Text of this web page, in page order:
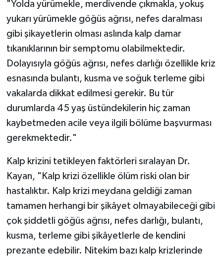
"Yolda yürümekle, merdivende çıkmakla, yokuş
yukarı yürümekle göğüs ağrısı, nefes daralması
gibi şikayetlerin olması aslında kalp damar
tıkanıklarının bir semptomu olabilmektedir.
Dolayısıyla göğüs ağrısı, nefes darlığı özellikle kriz
esnasında bulantı, kusma ve soğuk terleme gibi
vakalarda dikkat edilmesi gerekir. Bu tür
durumlarda 45 yaş üstündekilerin hiç zaman
kaybetmeden acile veya ilgili bölüme başvurması
gerekmektedir."
Kalp krizini tetikleyen faktörleri sıralayan Dr.
Kayan, "Kalp krizi özellikle ölüm riski olan bir
hastalıktır. Kalp krizi meydana geldiği zaman
tamamen herhangi bir şikâyet olmayabileceği gibi
çok şiddetli göğüs ağrısı, nefes darlığı, bulantı,
kusma, terleme gibi şikâyetlerle de kendini
prezante edebilir. Nitekim bazı kalp krizlerinde